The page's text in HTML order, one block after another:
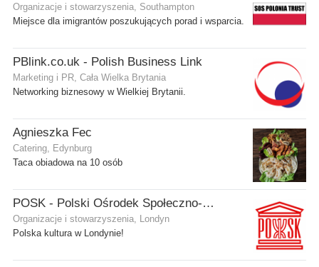
Organizacje i stowarzyszenia, Southampton
Miejsce dla imigrantów poszukujących porad i wsparcia.
PBlink.co.uk - Polish Business Link
Marketing i PR, Cała Wielka Brytania
Networking biznesowy w Wielkiej Brytanii.
Agnieszka Fec
Catering, Edynburg
Taca obiadowa na 10 osób
POSK - Polski Ośrodek Społeczno-Kulturalny
Organizacje i stowarzyszenia, Londyn
Polska kultura w Londynie!